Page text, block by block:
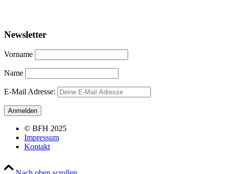
Newsletter
Vorname
Name
E-Mail Adresse:
© BFH 2025
Impressum
Kontakt